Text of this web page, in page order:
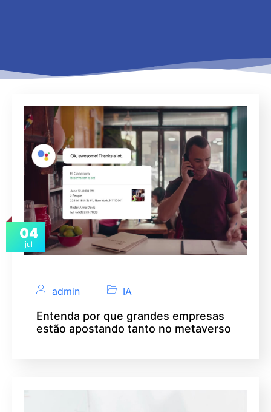
04
jul
admin IA
Entenda por que grandes empresas
estão apostando tanto no metaverso